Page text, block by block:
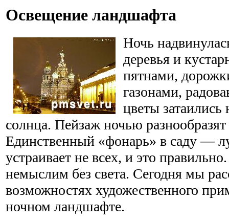
Освещение ландшафта
Ночь
деревья и
пятнами,
газонами,
цветы
солнца. Пейзаж ночью
Единственный «фонарь» в саду —
устраивает не всех, и это
немыслим без света. Сегодня мы
возможностях художественного
ночном ландшафте.